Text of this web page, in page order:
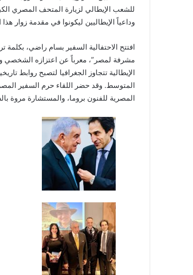
للشعب الإيطالي لزيارة المتحف المصري
وداعياً الإيطاليين ليكونوا في مقدمة زوار
افتتح الاحتفالية السفير بسام راضي، بكلمة
مشرفة لمصر”، معرباً عن اعتزازه الشخصي
الإيطالية تتجاوز الجغرافيا لتصبح روابط
المتوسط. وقد حضر اللقاء حرم السفير
المصرية للفنون بروما، والمستشارة مروة